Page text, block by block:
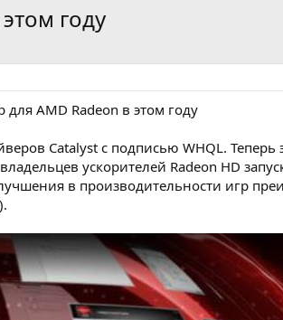
году
AMD Radeon в этом году
Catalyst с подписью WHQL. Теперь
ускорителей Radeon HD
в производительности игр